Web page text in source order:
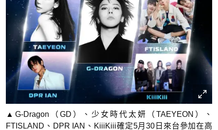
▲G-Dragon（GD）、少女時代太妍（TAEYEON）、
FTISLAND、DPR IAN、KiiiKiii確定5月30日來台參加在高